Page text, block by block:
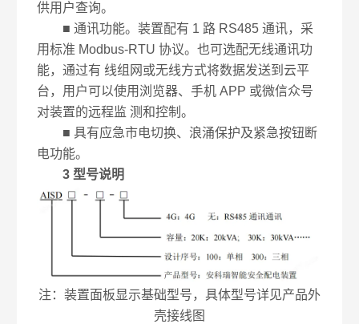
供用户查询。
■ 通讯功能。装置配有 1 路 RS485 通讯，采
用标准 Modbus-RTU 协议。也可选配无线通讯功
能，通过有 线组网或无线方式将数据发送到云平
台，用户可以使用浏览器、手机 APP 或微信众号
对装置的远程监 测和控制。
■ 具有应急市电切换、浪涌保护及紧急按钮断
电功能。
3 型号说明
注：装置面板显示基础型号，具体型号详见产品外
壳接线图